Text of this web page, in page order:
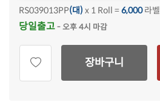
RS039013PP(대) x 1 Roll =6,000라벨
당일출고- 오후 4시 마감
장바구니